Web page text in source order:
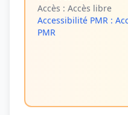
Accès : Accès libre
Accessibilité PMR :
PMR